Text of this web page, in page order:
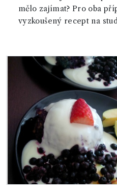
mělo zajímat? Pro oba
vyzkoušený recept na